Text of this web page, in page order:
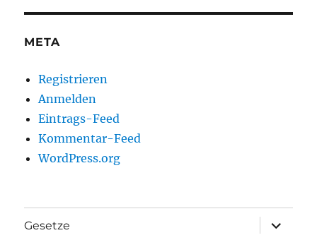
META
Registrieren
Anmelden
Eintrags-Feed
Kommentar-Feed
WordPress.org
Gesetze
anzeigen